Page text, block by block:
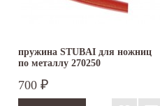
пружина STUBAI для ножниц
по металлу 270250
700 ₽